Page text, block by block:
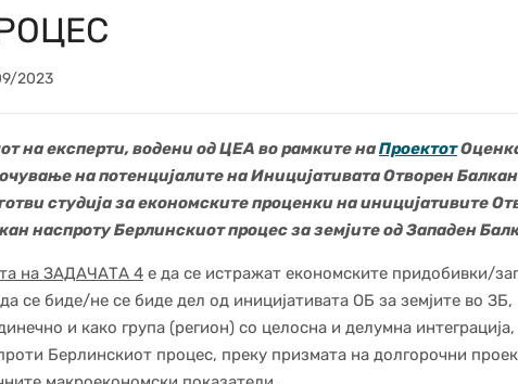
2023
на експерти, водени од ЦЕА во рамките наПроектот
на потенцијалите на Иницијативата Отворен Балкан
студија за економските проценки на иницијативите
наспроту Берлинскиот процес за земјите од Западен
на ЗАДАЧАТА 4е да се истражат економските придобивки/
се биде/не се биде дел од иницијативата ОБ за земјите во ЗБ,
и како група (регион) со целосна и делумна интеграција,
Берлинскиот процес, преку призмата на долгорочни